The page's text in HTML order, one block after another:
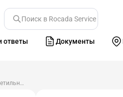
Поиск в Rocada Service
ответы Документы
Силиконовое покрытие рукоятки светильника Sirius CD 321822.006 , 605.12-00-08